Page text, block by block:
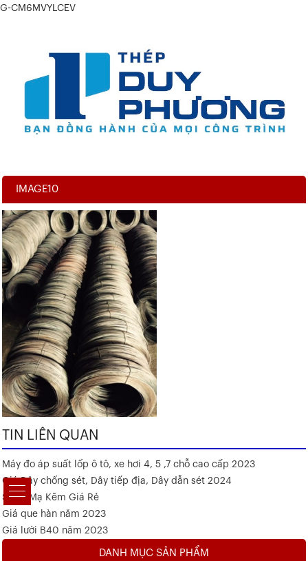
G-CM6MVYLCEV
IMAGE10
TIN LIÊN QUAN
Máy đo áp suất lốp ô tô, xe hơi 4, 5 ,7 chỗ cao cấp 2023
Giá Dây chống sét, Dây tiếp địa, Dây dẫn sét 2024
Sắt V Mạ Kẽm Giá Rẻ
Giá que hàn năm 2023
Giá lưới B40 năm 2023
DANH MỤC SẢN PHẨM